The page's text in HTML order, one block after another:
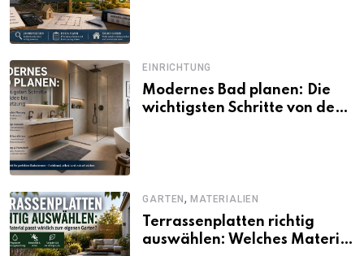
EINRICHTUNG
Modernes Bad planen: Die
wichtigsten Schritte von der
GARTEN,MATERIALIEN
Terrassenplatten richtig
auswählen: Welches Material